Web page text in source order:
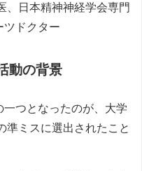
、日本精神神経学会専門
ツドクター
動の背景
つとなったのが、大学
準ミスに選出されたこと